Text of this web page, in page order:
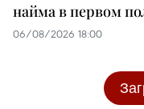
найма в первом
06/08/2026 18:00